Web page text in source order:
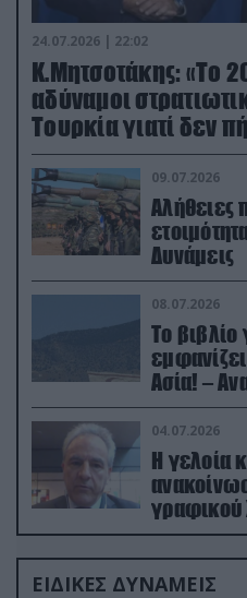
24.07.2026 | 22:02
Κ.Μητσοτάκης: «Το
αδύναμοι
Τουρκία γιατί δεν
(βίντεο)
09.07.2026
Αλήθειες
Δυνάμεις
08.07.2026
Το
Ασία! –
04.07.2026
Η γελοία
γραφικού
Ρώσους
ΕΙΔΙΚΕΣ ΔΥΝΑΜΕΙΣ